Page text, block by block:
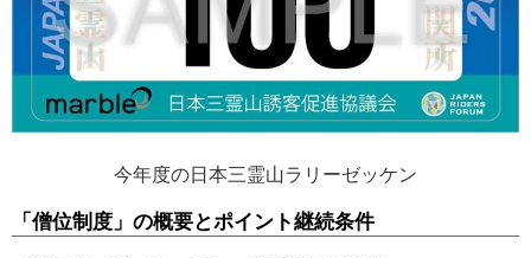
今年度の日本三霊山ラリーゼッケン
「僧位制度」の概要とポイント継続条件